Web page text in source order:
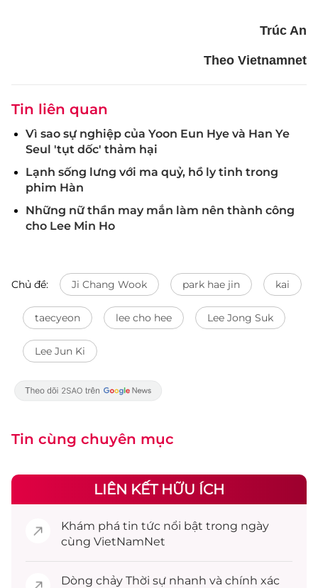
Trúc An
Theo Vietnamnet
Tin liên quan
Vì sao sự nghiệp của Yoon Eun Hye và Han Ye
Seul 'tụt dốc' thảm hại
Lạnh sống lưng với ma quỷ, hồ ly tinh trong
phim Hàn
Những nữ thần may mắn làm nên thành công
cho Lee Min Ho
Chủ đề: Ji Chang Wook park hae jin kai
taecyeon lee cho hee Lee Jong Suk
Lee Jun Ki
Tin cùng chuyên mục
LIÊN KẾT HỮU ÍCH
Khám phá tin tức nổi bật trong ngày
cùng VietNamNet
Dòng chảy Thời sự nhanh và chính xác